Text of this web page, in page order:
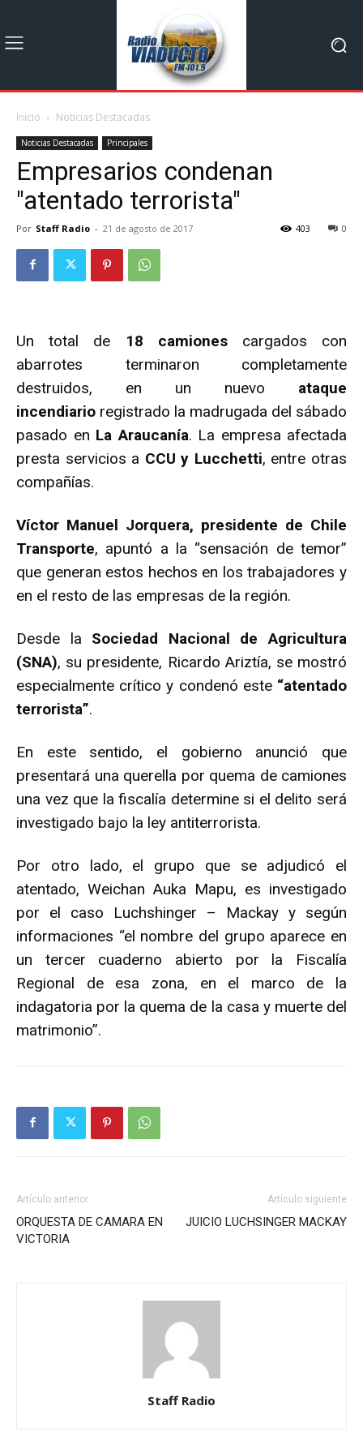
Inicio Noticias Destacadas
Noticias Destacadas Principales
Empresarios condenan
"atentado terrorista"
Por Staff Radio - 21 de agosto de 2017 0
403
Un total de 18 camionescargados con
abarrotes terminaron completamente
destruidos, en un nuevo ataque
incendiario registrado la madrugada del sábado
pasado en La Araucanía. La empresa afectada
presta servicios a CCU y Lucchetti, entre otras
compañías.
Víctor Manuel Jorquera, presidente de Chile
Transporte, apuntó a la “sensación de temor”
que generan estos hechos en los trabajadores y
en el resto de las empresas de la región.
Desde la Sociedad Nacional de Agricultura
(SNA), su presidente, Ricardo Ariztía, se mostró
especialmente crítico y condenó este “atentado
terrorista”.
En este sentido, el gobierno anunció que
presentará una querella por quema de camiones
una vez que la fiscalía determine si el delito será
investigado bajo la ley antiterrorista.
Por otro lado, el grupo que se adjudicó el
atentado, Weichan Auka Mapu, es investigado
por el caso Luchshinger – Mackay y según
informaciones “el nombre del grupo aparece en
un tercer cuaderno abierto por la Fiscalía
Regional de esa zona, en el marco de la
indagatoria por la quema de la casa y muerte del
matrimonio”.
Artículo anterior
ORQUESTA DE CAMARA EN
VICTORIA
Artículo siguiente
JUICIO LUCHSINGER MACKAY
Staff Radio